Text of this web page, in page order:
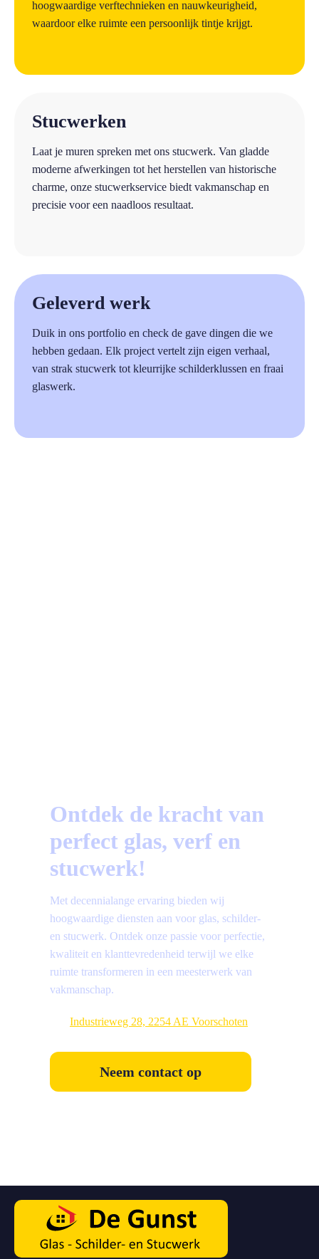
hoogwaardige verftechnieken en nauwkeurigheid,
waardoor elke ruimte een persoonlijk tintje krijgt.
Stucwerken
Laat je muren spreken met ons stucwerk. Van gladde
moderne afwerkingen tot het herstellen van historische
charme, onze stucwerkservice biedt vakmanschap en
precisie voor een naadloos resultaat.
Geleverd werk
Duik in ons portfolio en check de gave dingen die we
hebben gedaan. Elk project vertelt zijn eigen verhaal,
van strak stucwerk tot kleurrijke schilderklussen en fraai
glaswerk.
Ontdek de kracht van
perfect glas, verf en
stucwerk!
Met decennialange ervaring bieden wij
hoogwaardige diensten aan voor glas, schilder-
en stucwerk. Ontdek onze passie voor perfectie,
kwaliteit en klanttevredenheid terwijl we elke
ruimte transformeren in een meesterwerk van
vakmanschap.
Industrieweg 28, 2254 AE Voorschoten
Neem contact op